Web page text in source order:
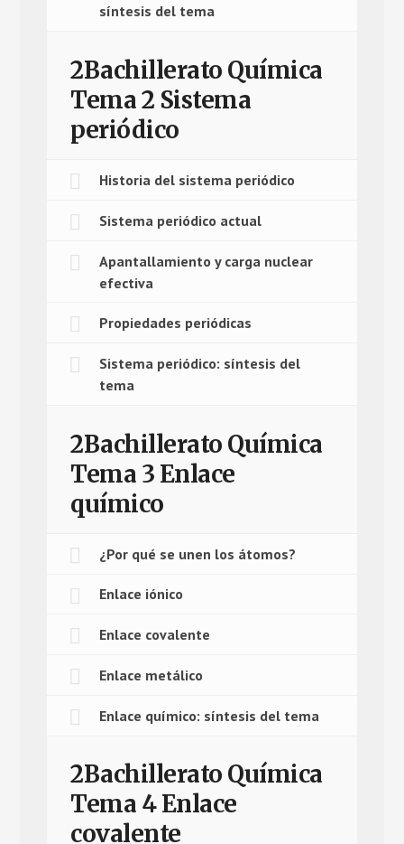
síntesis del tema
2Bachillerato Química
Tema 2 Sistema
periódico
Historia del sistema periódico
Sistema periódico actual
Apantallamiento y carga nuclear
efectiva
Propiedades periódicas
Sistema periódico: síntesis del
tema
2Bachillerato Química
Tema 3 Enlace
químico
¿Por qué se unen los átomos?
Enlace iónico
Enlace covalente
Enlace metálico
Enlace químico: síntesis del tema
2Bachillerato Química
Tema 4 Enlace
covalente